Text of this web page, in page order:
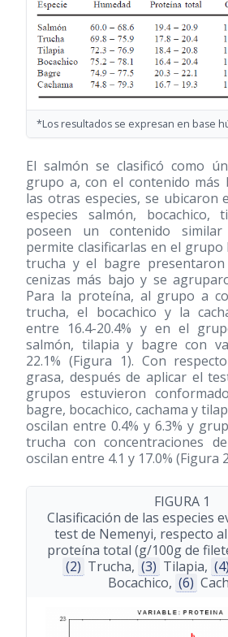
*Los resultados se expresan en base
El salmón se clasificó como
grupo a, con el contenido más
las otras especies, se ubicaron
especies salmón, bocachico,
poseen un contenido
permite clasificarlas en el grupo
trucha y el bagre
cenizas más bajo y se
Para la proteína, al grupo a
trucha, el bocachico y la
entre 16.4-20.4% y en el
salmón, tilapia y bagre con
22.1% (Figura 1). Con
grasa, después de aplicar el
grupos estuvieron
bagre, bocachico, cachama y
oscilan entre 0.4% y 6.3% y
trucha con concentraciones
oscilan entre 4.1 y 17.0% (Figura
FIGURA 1
Clasificación de las especies
test de Nemenyi, respecto
proteína total (g/100g de
(2) Trucha, (3) Tilapia, (4)
Bocachico, (6)